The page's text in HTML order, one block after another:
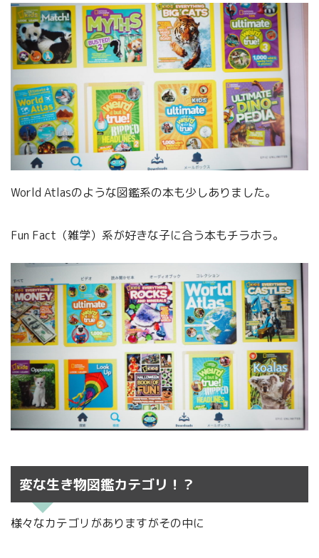
World Atlasのような図鑑系の本も少しありました。
Fun Fact（雑学）系が好きな子に合う本もチラホラ。
変な生き物図鑑カテゴリ！？
様々なカテゴリがありますがその中に